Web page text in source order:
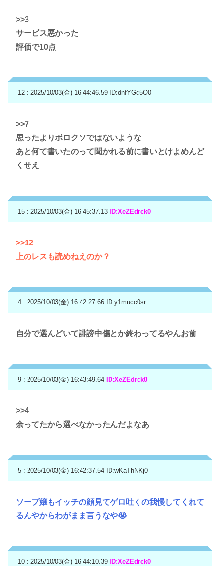
>>3
サービス悪かった
評価で10点
12 : 2025/10/03(金) 16:44:46.59 ID:dnfYGc5O0
>>7
思ったよりボロクソではないような
あと何て書いたのって聞かれる前に書いとけよめんど
くせえ
15 : 2025/10/03(金) 16:45:37.13 ID:XeZEdrck0
>>12
上のレスも読めねえのか？
4 : 2025/10/03(金) 16:42:27.66 ID:y1mucc0sr
自分で選んどいて誹謗中傷とか終わってるやんお前
9 : 2025/10/03(金) 16:43:49.64 ID:XeZEdrck0
>>4
余ってたから選べなかったんだよなあ
5 : 2025/10/03(金) 16:42:37.54 ID:wKaThNKj0
ソープ嬢もイッチの顔見てゲロ吐くの我慢してくれて
るんやからわがまま言うなや😭
10 : 2025/10/03(金) 16:44:10.39 ID:XeZEdrck0